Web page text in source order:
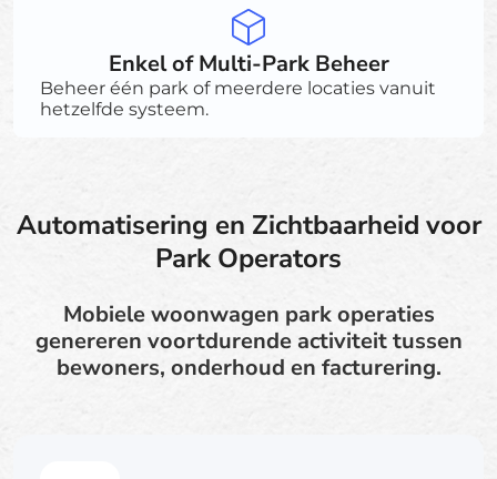
Enkel of Multi-Park Beheer
Beheer één park of meerdere locaties vanuit
hetzelfde systeem.
Automatisering en Zichtbaarheid voor
Park Operators
Mobiele woonwagen park operaties
genereren voortdurende activiteit tussen
bewoners, onderhoud en facturering.